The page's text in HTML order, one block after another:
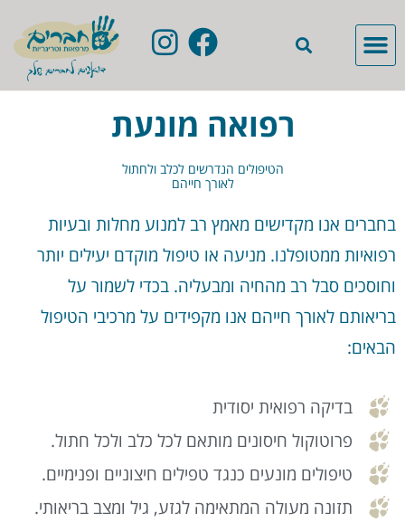
רפואה מונעת
הטיפולים הנדרשים לכלב ולחתול
לאורך חייהם
בחברים אנו מקדישים מאמץ רב למנוע מחלות ובעיות
רפואיות ממטופלנו. מניעה או טיפול מוקדם יעילים יותר
וחוסכים סבל רב מהחיה ומבעליה. בכדי לשמור על
בריאותם לאורך חייהם אנו מקפידים על מרכיבי הטיפול
הבאים:
בדיקה רפואית יסודית
פרוטוקול חיסונים מותאם לכל כלב ולכל חתול.
טיפולים מונעים כנגד טפילים חיצוניים ופנימיים.
תזונה מעולה המתאימה לגזע, גיל ומצב בריאותי.